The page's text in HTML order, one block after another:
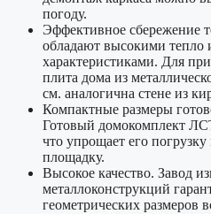
погоду.
Эффективное сбережение
обладают высокими тепло
характеристиками. Для
плита дома из
см. аналогична стене из
Компактные размеры
Готовый домокомплект
что упрощает его
площадку.
Высокое качество. Завод
металлоконструкций
геометрических размеров